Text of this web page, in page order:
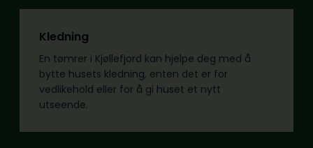
Kledning
En tømrer i Kjøllefjord kan hjelpe deg med å
bytte husets kledning, enten det er for
vedlikehold eller for å gi huset et nytt
utseende.